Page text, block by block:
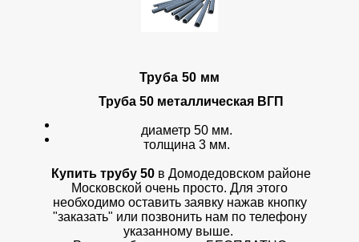
Труба 50 мм
Труба 50 металлическая ВГП
диаметр 50 мм.
толщина 3 мм.
Купить трубу 50 в Домодедовском районе
Московской очень просто. Для этого
необходимо оставить заявку нажав кнопку
"заказать" или позвонить нам по телефону
указанному выше.